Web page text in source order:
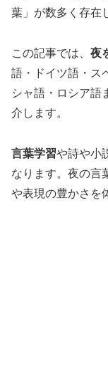
葉」が数多く存在
この記事では、 夜
語・ドイツ語・ス
シャ語・ロシア語
介します。
言葉学習や詩や小
なります。夜の言
や表現の豊かさを